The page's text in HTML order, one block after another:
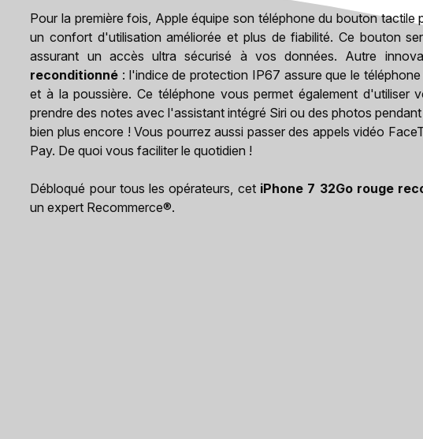
Pour la première fois, Apple équipe son téléphone du bouton
un confort d'utilisation améliorée et plus de fiabilité. Ce bouton
assurant un accès ultra sécurisé à vos données. Autre
reconditionné : l'indice de protection IP67 assure que le
et à la poussière. Ce téléphone vous permet également d'utiliser
prendre des notes avec l'assistant intégré Siri ou des photos
bien plus encore ! Vous pourrez aussi passer des appels vidéo
Pay. De quoi vous faciliter le quotidien !
Débloqué pour tous les opérateurs, cet iPhone 7 32Go rouge
un expert Recommerce®.